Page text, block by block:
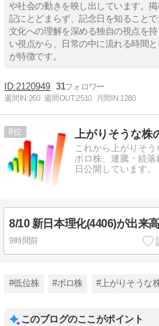
や社会の動きを映し出しています。
記にとどまらず、記念日を知ること
文化への理解を深める独自の視点を
い視点から、日常の中に流れる時間
が特徴です。
2120949 31
週間IN:260 週間OUT:2510 月間IN:1280
8 上がりそうな株
これから上がりそ
ボロ株、連騰・続
日公開しています。
8/10 新日本理化(4406)が出来
9時間前
#低位株 #ボロ株 #上がりそうな
このブログのここがポイント